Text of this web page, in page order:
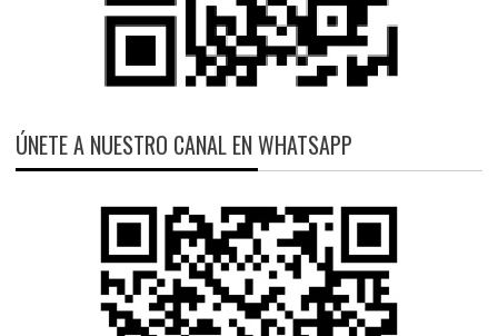
ÚNETE A NUESTRO CANAL EN WHATSAPP